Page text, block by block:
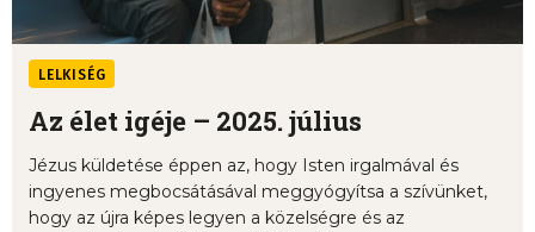
LELKISÉG
Az élet igéje – 2025. július
Jézus küldetése éppen az, hogy Isten irgalmával és
ingyenes megbocsátásával meggyógyítsa a szívünket,
hogy az újra képes legyen a közelségre és az